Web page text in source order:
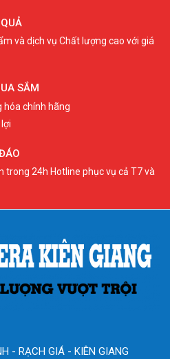
và dịch vụ Chất lượng cao với giá
SẮM
hóa chính hãng
trong 24h Hotline phục vụ cả T7 và
- RẠCH GIÁ - KIÊN GIANG